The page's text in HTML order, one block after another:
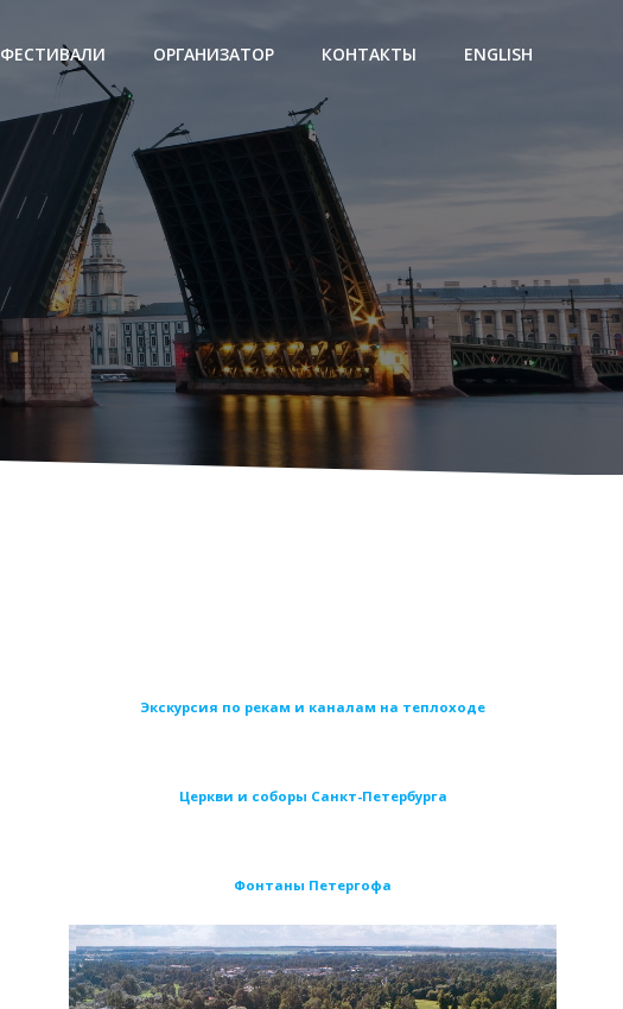
ФЕСТИВАЛИ ОРГАНИЗАТОР КОНТАКТЫ ENGLISH
Экскурсия по рекам и каналам на теплоходе
Церкви и соборы Санкт-Петербурга
Фонтаны Петергофа